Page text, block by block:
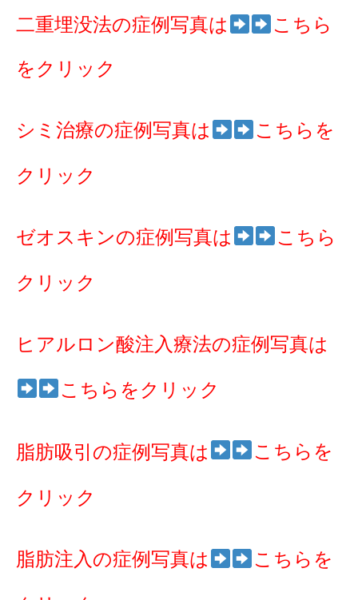
二重埋没法の症例写真は こちら
をクリック
シミ治療の症例写真は こちらを
クリック
ゼオスキンの症例写真は こちら
クリック
ヒアルロン酸注入療法の症例写真は
こちらをクリック
脂肪吸引の症例写真は こちらを
クリック
脂肪注入の症例写真は こちらを